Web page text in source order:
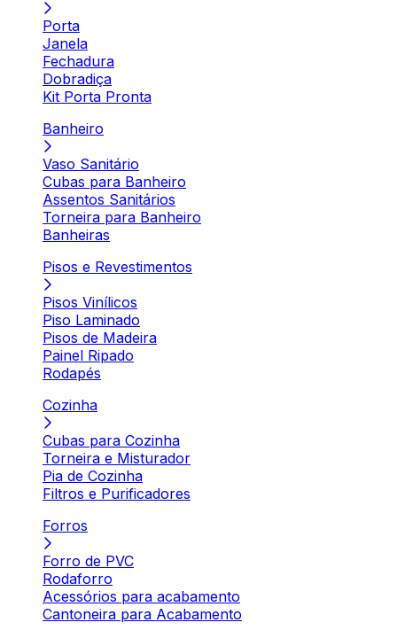
Porta
Janela
Fechadura
Dobradiça
Kit Porta Pronta
Banheiro
Vaso Sanitário
Cubas para Banheiro
Assentos Sanitários
Torneira para Banheiro
Banheiras
Pisos e Revestimentos
Pisos Vinílicos
Piso Laminado
Pisos de Madeira
Painel Ripado
Rodapés
Cozinha
Cubas para Cozinha
Torneira e Misturador
Pia de Cozinha
Filtros e Purificadores
Forros
Forro de PVC
Rodaforro
Acessórios para acabamento
Cantoneira para Acabamento